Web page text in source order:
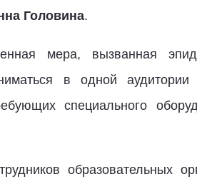
Головина.
мера, вызванная
в одной аудитории
специального
образовательных